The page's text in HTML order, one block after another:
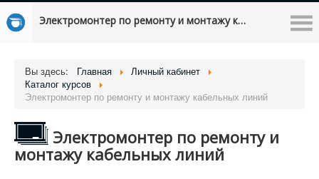
Электромонтер по ремонту и монтажу кабельных линий
Вы здесь: Главная
Личный кабинет
Каталог курсов
Электромонтер по ремонту и монтажу кабельных линий
Электромонтер по ремонту и
монтажу кабельных линий